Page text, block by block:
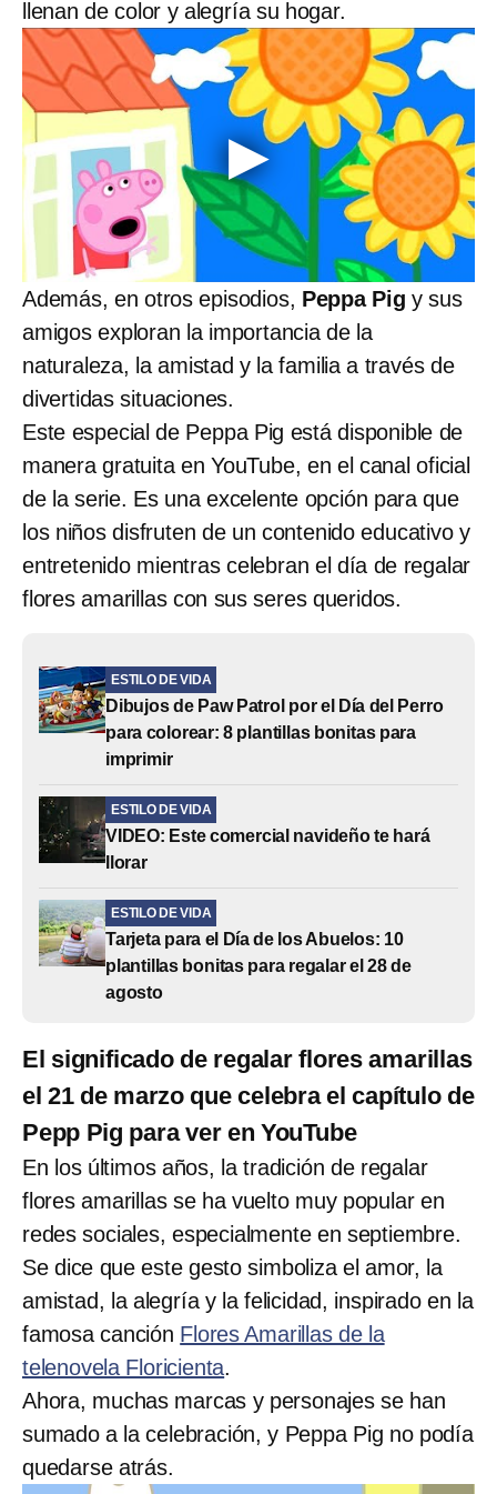
llenan de color y alegría su hogar.
Además, en otros episodios, Peppa Pigy sus
amigos exploran la importancia de la
naturaleza, la amistad y la familia a través de
divertidas situaciones.
Este especial de Peppa Pig está disponible de
manera gratuita en YouTube, en el canal oficial
de la serie. Es una excelente opción para que
los niños disfruten de un contenido educativo y
entretenido mientras celebran el día de regalar
flores amarillas con sus seres queridos.
ESTILO DE VIDA
Dibujos de Paw Patrol por el Día del Perro
para colorear: 8 plantillas bonitas para
imprimir
ESTILO DE VIDA
VIDEO: Este comercial navideño te hará
llorar
ESTILO DE VIDA
Tarjeta para el Día de los Abuelos: 10
plantillas bonitas para regalar el 28 de
agosto
El significado de regalar flores amarillas
el 21 de marzo que celebra el capítulo de
Pepp Pig para ver en YouTube
En los últimos años, la tradición de regalar
flores amarillas se ha vuelto muy popular en
redes sociales, especialmente en septiembre.
Se dice que este gesto simboliza el amor, la
amistad, la alegría y la felicidad, inspirado en la
famosa canción Flores Amarillas de la
telenovela Floricienta.
Ahora, muchas marcas y personajes se han
sumado a la celebración, y Peppa Pig no podía
quedarse atrás.